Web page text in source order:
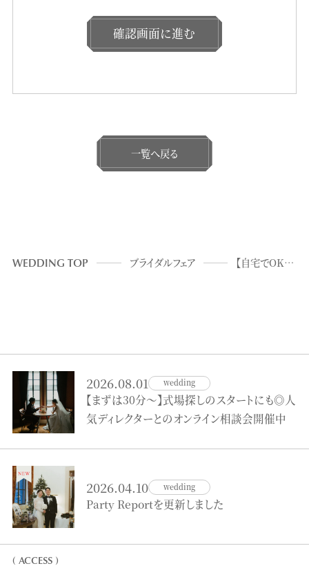
確認画面に進む
一覧へ戻る
WEDDING TOP ブライダルフェア 【自宅でOK☆30分～】NEWOPEN会場オンライン相談会
2026.08.01 wedding
【まずは30分～】式場探しのスタートにも◎人
気ディレクターとのオンライン相談会開催中
2026.04.10 wedding
Party Reportを更新しました
( ACCESS )